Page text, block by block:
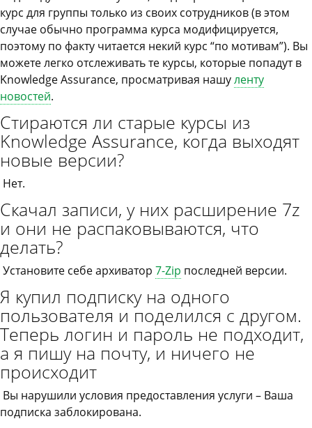
курс для группы только из своих сотрудников (в этом
случае обычно программа курса модифицируется,
поэтому по факту читается некий курс “по мотивам”). Вы
можете легко отслеживать те курсы, которые попадут в
Knowledge Assurance, просматривая нашуленту
новостей.
Стираются ли старые курсы из
Knowledge Assurance, когда выходят
новые версии?
Нет.
Скачал записи, у них расширение 7z
и они не распаковываются, что
делать?
Установите себе архиватор 7-Zip последней версии.
Я купил подписку на одного
пользователя и поделился с другом.
Теперь логин и пароль не подходит,
а я пишу на почту, и ничего не
происходит
Вы нарушили условия предоставления услуги – Ваша
подписка заблокирована.